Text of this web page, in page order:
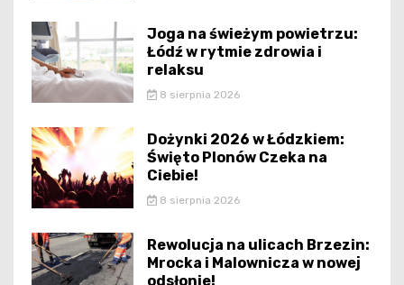
Joga na świeżym powietrzu:
Łódź w rytmie zdrowia i
relaksu
8 sierpnia 2026
Dożynki 2026 w Łódzkiem:
Święto Plonów Czeka na
Ciebie!
8 sierpnia 2026
Rewolucja na ulicach Brzezin:
Mrocka i Malownicza w nowej
odsłonie!